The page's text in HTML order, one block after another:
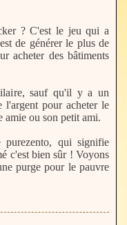
? C'est le jeu qui a
de générer le plus de
acheter des bâtiments
sauf qu'il y a un
pour acheter le
amie ou son petit ami.
qui signifie
c'est bien sûr ! Voyons
purge pour le pauvre